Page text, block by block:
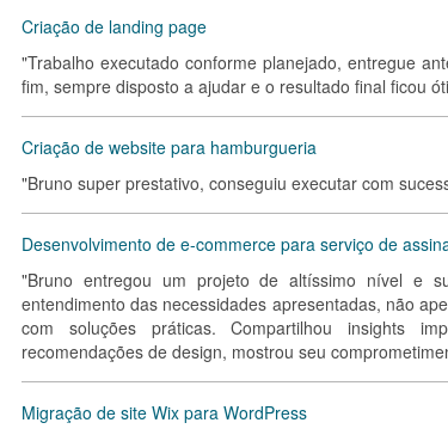
Criação de landing page
"Trabalho executado conforme planejado, entregue
fim, sempre disposto a ajudar e o resultado final ficou
Criação de website para hamburgueria
"Bruno super prestativo, conseguiu executar com
Desenvolvimento de e-commerce para serviço de
"Bruno entregou um projeto de altíssimo nível e
entendimento das necessidades apresentadas, não
com soluções práticas. Compartilhou insights
recomendações de design, mostrou seu
Migração de site Wix para WordPress